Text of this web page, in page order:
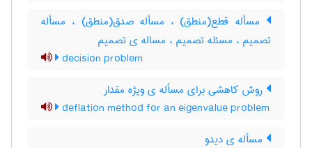
مسأله قطع(منطق) ، مسأله صدق(منطق) ، مسأله
تصمیم ، مسئله تصمیم ، مساله ی تصمیم
decision problem
روش کاهشی برای مسأله ی ویژه مقدار
deflation method for an eigenvalue problem
مسأله ی دیدو